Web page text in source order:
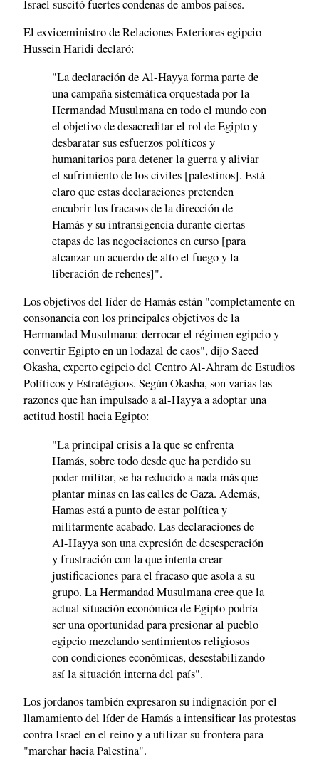
Israel suscitó fuertes condenas de ambos países.
El exviceministro de Relaciones Exteriores egipcio
Hussein Haridi declaró:
"La declaración de Al-Hayya forma parte de
una campaña sistemática orquestada por la
Hermandad Musulmana en todo el mundo con
el objetivo de desacreditar el rol de Egipto y
desbaratar sus esfuerzos políticos y
humanitarios para detener la guerra y aliviar
el sufrimiento de los civiles [palestinos]. Está
claro que estas declaraciones pretenden
encubrir los fracasos de la dirección de
Hamás y su intransigencia durante ciertas
etapas de las negociaciones en curso [para
alcanzar un acuerdo de alto el fuego y la
liberación de rehenes]".
Los objetivos del líder de Hamás están "completamente en
consonancia con los principales objetivos de la
Hermandad Musulmana: derrocar el régimen egipcio y
convertir Egipto en un lodazal de caos", dijo Saeed
Okasha, experto egipcio del Centro Al-Ahram de Estudios
Políticos y Estratégicos. Según Okasha, son varias las
razones que han impulsado a al-Hayya a adoptar una
actitud hostil hacia Egipto:
"La principal crisis a la que se enfrenta
Hamás, sobre todo desde que ha perdido su
poder militar, se ha reducido a nada más que
plantar minas en las calles de Gaza. Además,
Hamas está a punto de estar política y
militarmente acabado. Las declaraciones de
Al-Hayya son una expresión de desesperación
y frustración con la que intenta crear
justificaciones para el fracaso que asola a su
grupo. La Hermandad Musulmana cree que la
actual situación económica de Egipto podría
ser una oportunidad para presionar al pueblo
egipcio mezclando sentimientos religiosos
con condiciones económicas, desestabilizando
así la situación interna del país".
Los jordanos también expresaron su indignación por el
llamamiento del líder de Hamás a intensificar las protestas
contra Israel en el reino y a utilizar su frontera para
"marchar hacia Palestina".